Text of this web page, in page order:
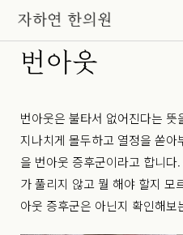
번아웃
번아웃은 불타서 없어진다는
지나치게 몰두하고 열정을 쏟
을 번아웃 증후군이라고 합니
가 풀리지 않고 뭘 해야 할지 모
아웃 증후군은 아닌지 확인해